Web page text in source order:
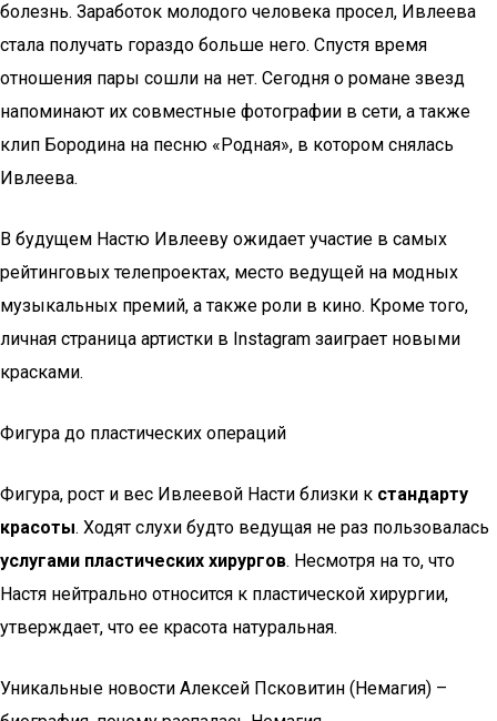
болезнь. Заработок молодого человека просел, Ивлеева
стала получать гораздо больше него. Спустя время
отношения пары сошли на нет. Сегодня о романе звезд
напоминают их совместные фотографии в сети, а также
клип Бородина на песню «Родная», в котором снялась
Ивлеева.
В будущем Настю Ивлееву ожидает участие в самых
рейтинговых телепроектах, место ведущей на модных
музыкальных премий, а также роли в кино. Кроме того,
личная страница артистки в Instagram заиграет новыми
красками.
Фигура до пластических операций
Фигура, рост и вес Ивлеевой Насти близки к стандарту
красоты. Ходят слухи будто ведущая не раз пользовалась
услугами пластических хирургов. Несмотря на то, что
Настя нейтрально относится к пластической хирургии,
утверждает, что ее красота натуральная.
Уникальные новости Алексей Псковитин (Немагия) –